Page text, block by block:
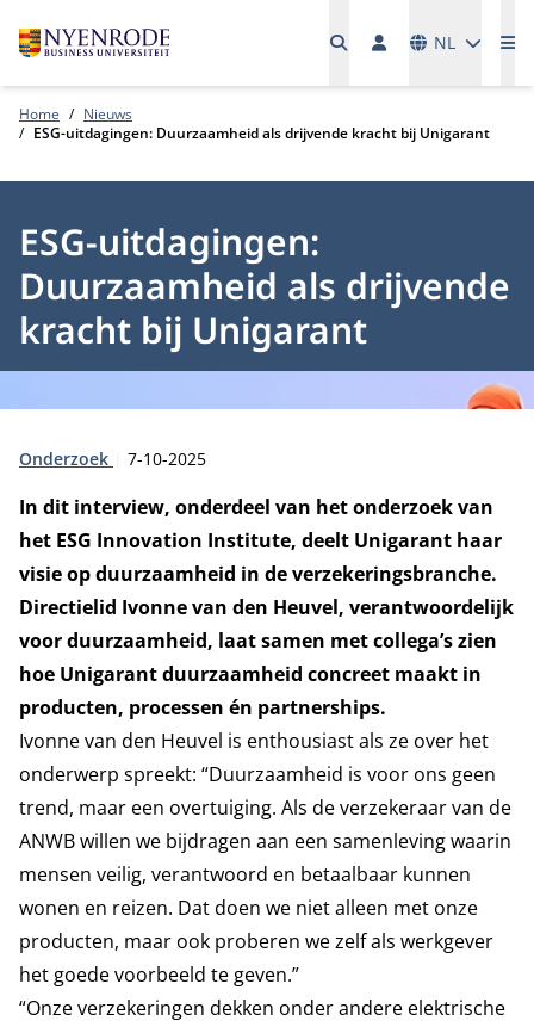
NL
Home
Nieuws
ESG-uitdagingen: Duurzaamheid als drijvende kracht bij Unigarant
ESG-uitdagingen:
Duurzaamheid als drijvende
kracht bij Unigarant
Type:
Onderzoek Publicatiedatum:
7-10-2025
In dit interview, onderdeel van het onderzoek van
het ESG Innovation Institute, deelt Unigarant haar
visie op duurzaamheid in de verzekeringsbranche.
Directielid Ivonne van den Heuvel, verantwoordelijk
voor duurzaamheid, laat samen met collega’s zien
hoe Unigarant duurzaamheid concreet maakt in
producten, processen én partnerships.
Ivonne van den Heuvel is enthousiast als ze over het
onderwerp spreekt: “Duurzaamheid is voor ons geen
trend, maar een overtuiging. Als de verzekeraar van de
ANWB willen we bijdragen aan een samenleving waarin
mensen veilig, verantwoord en betaalbaar kunnen
wonen en reizen. Dat doen we niet alleen met onze
producten, maar ook proberen we zelf als werkgever
het goede voorbeeld te geven.”
“Onze verzekeringen dekken onder andere elektrische